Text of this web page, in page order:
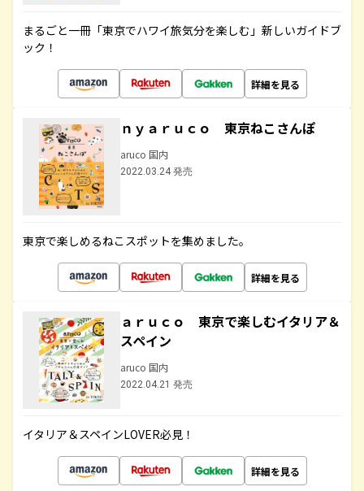
まるごと一冊「東京でハワイ旅気分を楽しむ」新しいガイドブ
ック！
詳細を見る
ｎｙａｒｕｃｏ 東京ねこさんぽ
aruco 国内
2022.03.24 発売
東京で楽しめるねこスポットを集めました。
詳細を見る
ａｒｕｃｏ 東京で楽しむイタリア＆
スペイン
aruco 国内
2022.04.21 発売
イタリア＆スペインLOVER必見！
詳細を見る